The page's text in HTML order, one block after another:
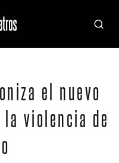
el nuevo
la violencia de